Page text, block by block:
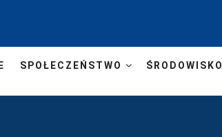
SPOŁECZEŃSTWO ŚRODOWISKO